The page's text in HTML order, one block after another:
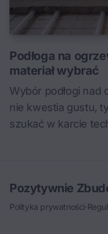
Podłoga na
materiał wybrać
Wybór podłogi nad
nie kwestia gustu,
szukać w karcie
Pozytywnie
Polityka prywatności·